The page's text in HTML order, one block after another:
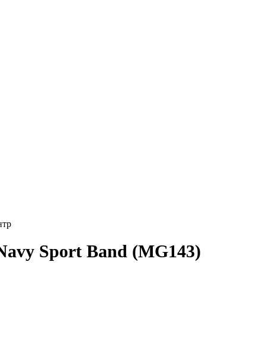
Sport Band (MG143)